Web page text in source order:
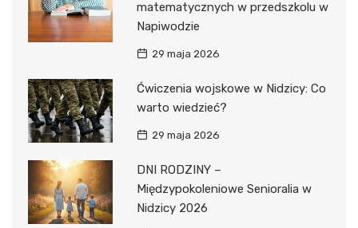
matematycznych w przedszkolu w
Napiwodzie
29 maja 2026
Ćwiczenia wojskowe w Nidzicy: Co
warto wiedzieć?
29 maja 2026
DNI RODZINY –
Międzypokoleniowe Senioralia w
Nidzicy 2026